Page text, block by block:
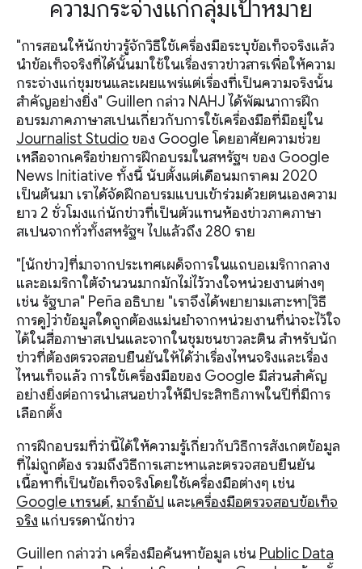
ความกระจ่างแก่กลุ่มเป้าหมาย
"การสอนให้นักข่าวรู้จักวิธีใช้เครื่องมือระบุข้อเท็จจริงแล้ว
นำข้อเท็จจริงที่ได้นั้นมาใช้ในเรื่องราวข่าวสารเพื่อให้ความ
กระจ่างแก่ชุมชนและเผยแพร่แต่เรื่องที่เป็นความจริงนั้น
สำคัญอย่างยิ่ง" Guillen กล่าว NAHJ ได้พัฒนาการฝึก
อบรมภาคภาษาสเปนเกี่ยวกับการใช้เครื่องมือที่มีอยู่ใน
Journalist Studio ของ Google โดยอาศัยความช่วย
เหลือจากเครือข่ายการฝึกอบรมในสหรัฐฯ ของ Google
News Initiative ทั้งนี้ นับตั้งแต่เดือนมกราคม 2020
เป็นต้นมา เราได้จัดฝึกอบรมแบบเข้าร่วมด้วยตนเองความ
ยาว 2 ชั่วโมงแก่นักข่าวที่เป็นตัวแทนห้องข่าวภาคภาษา
สเปนจากทั่วทั้งสหรัฐฯ ไปแล้วถึง 280 ราย
"[นักข่าว]ที่มาจากประเทศเผด็จการในแถบอเมริกากลาง
และอเมริกาใต้จำนวนมากมักไม่ไว้วางใจหน่วยงานต่างๆ
เช่น รัฐบาล" Peña อธิบาย "เราจึงได้พยายามเสาะหา[วิธี
การดู]ว่าข้อมูลใดถูกต้องแม่นยำจากหน่วยงานที่น่าจะไว้ใจ
ได้ในสื่อภาษาสเปนและจากในชุมชนชาวละติน สำหรับนัก
ข่าวที่ต้องตรวจสอบยืนยันให้ได้ว่าเรื่องไหนจริงและเรื่อง
ไหนเท็จแล้ว การใช้เครื่องมือของ Google มีส่วนสำคัญ
อย่างยิ่งต่อการนำเสนอข่าวให้มีประสิทธิภาพในปีที่มีการ
เลือกตั้ง
การฝึกอบรมที่ว่านี้ได้ให้ความรู้เกี่ยวกับวิธีการสังเกตข้อมูล
ที่ไม่ถูกต้อง รวมถึงวิธีการเสาะหาและตรวจสอบยืนยัน
เนื้อหาที่เป็นข้อเท็จจริงโดยใช้เครื่องมือต่างๆ เช่น
Google เทรนด์, มาร์กอัป และเครื่องมือตรวจสอบข้อเท็จ
จริง แก่บรรดานักข่าว
Guillen กล่าวว่า เครื่องมือค้นหาข้อมูล เช่น Public Data